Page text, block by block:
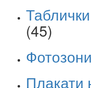
(45)
Плакати